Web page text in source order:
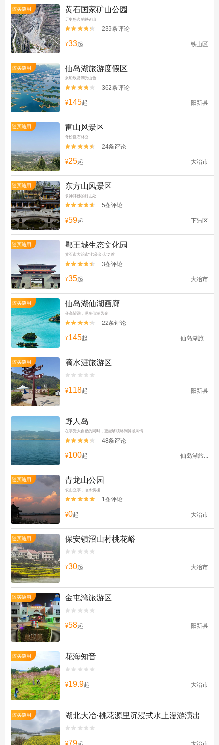
随买随用 黄石国家矿山公园
历史悠久的铁矿山

 239条评论
¥33起 铁山区
随买随用 仙岛湖旅游度假区
乘船欣赏湖光山色

 362条评论
¥145起 阳新县
随买随用 雷山风景区
奇松怪石林立

 24条评论
¥25起 大冶市
随买随用 东方山风景区
求神拜佛的好去处

 5条评论
¥59起 下陆区
随买随用 鄂王城生态文化园
黄石市大冶市“七朵金花”之首

 3条评论
¥35起 大冶市
随买随用 仙岛湖仙湖画廊
登高望远，尽享仙湖风光

 22条评论
¥145起 仙岛湖旅...
随买随用 滴水涯旅游区


¥118起 阳新县
野人岛
在享受大自然的同时，更能够领略到异域风情

 48条评论
¥100起 仙岛湖旅...
随买随用 青龙山公园
依山立亭，临水筑榭

 1条评论
¥0起 大冶市
随买随用 保安镇沼山村桃花峪


¥30起 大冶市
随买随用 金屯湾旅游区


¥58起 阳新县
随买随用 花海知音


¥19.9起 大冶市
随买随用 湖北大冶·桃花源里沉浸式水上漫游演出


¥79起 大冶市